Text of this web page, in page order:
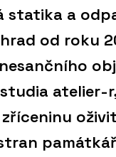
statika a
od roku
atelier-